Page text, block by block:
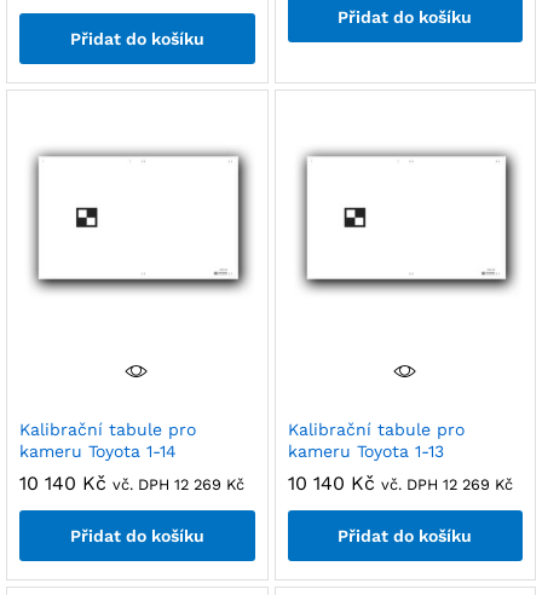
Přidat do košíku
Přidat do košíku
Kalibrační tabule pro
kameru Toyota 1-14
10 140 Kč vč. DPH 12 269 Kč
Přidat do košíku
Kalibrační tabule pro
kameru Toyota 1-13
10 140 Kč vč. DPH 12 269 Kč
Přidat do košíku